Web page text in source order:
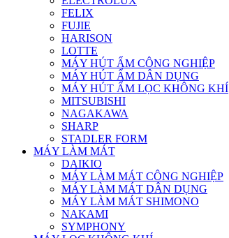
FELIX
FUJIE
HARISON
LOTTE
MÁY HÚT ẨM CÔNG NGHIỆP
MÁY HÚT ẨM DÂN DỤNG
MÁY HÚT ẨM LỌC KHÔNG KHÍ
MITSUBISHI
NAGAKAWA
SHARP
STADLER FORM
MÁY LÀM MÁT
DAIKIO
MÁY LÀM MÁT CÔNG NGHIỆP
MÁY LÀM MÁT DÂN DỤNG
MÁY LÀM MÁT SHIMONO
NAKAMI
SYMPHONY